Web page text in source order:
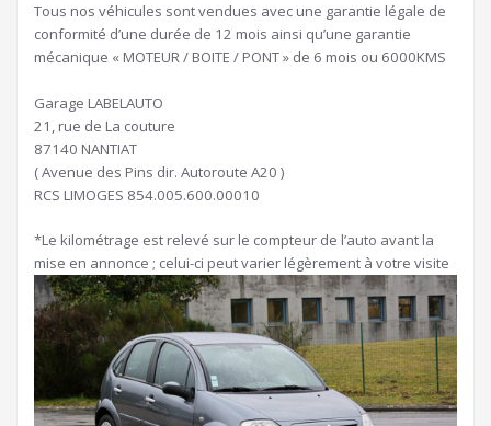
Tous nos véhicules sont vendues avec une garantie légale de
conformité d’une durée de 12 mois ainsi qu’une garantie
mécanique « MOTEUR / BOITE / PONT » de 6 mois ou 6000KMS
Garage LABELAUTO
21, rue de La couture
87140 NANTIAT
( Avenue des Pins dir. Autoroute A20 )
RCS LIMOGES 854.005.600.00010
*Le kilométrage est relevé sur le compteur de l’auto avant la
mise en annonce ; celui-ci peut varier légèrement à votre visite